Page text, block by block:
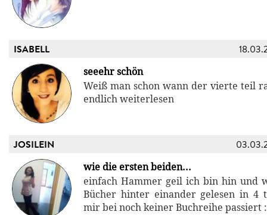
ISABELL
seeehr schön
Weiß man schon wann der vierte teil
endlich weiterlesen
JOSILEIN
wie die ersten beiden...
einfach Hammer geil ich bin hin und
Bücher hinter einander gelesen in 4
mir bei noch keiner Buchreihe passiert